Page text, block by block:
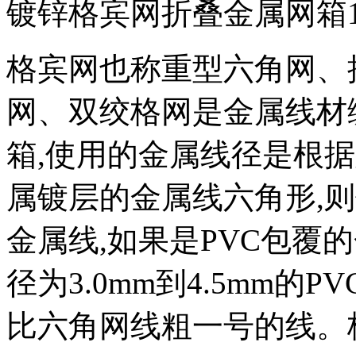
镀锌格宾网折叠金属网箱
格宾网也称重型六角网
网、双绞格网是金属线
箱,使用的金属线径是根
属镀层的金属线六角形,
金属线,如果是PVC包覆
径为3.0mm到 4.5mm的
比六角网线粗一号的线